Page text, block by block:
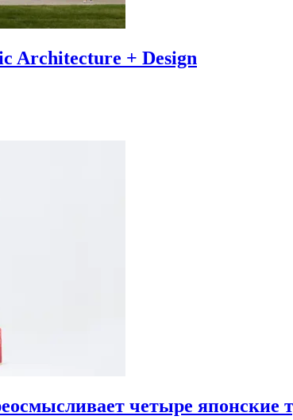
Architecture + Design
четыре японские